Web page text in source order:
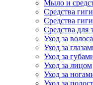
Мыло и
Средства
Средства
Средства для
Уход за
Уход за
Уход за
Уход за лицом
Уход за
Уход за